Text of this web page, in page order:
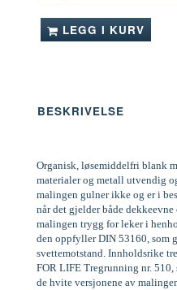
LEGG I KURV
BESKRIVELSE
Organisk, løsemiddelfri blank
materialer og metall utvendig
malingen gulner ikke og er i
når det gjelder både
malingen trygg for leker i
den oppfyller DIN 53160, som
svettemotstand. Innholdsrike
FOR LIFE Tregrunning nr.
de hvite versjonene av